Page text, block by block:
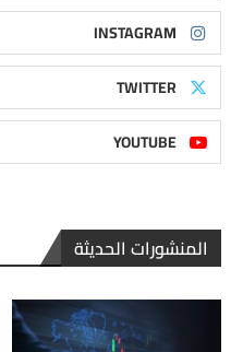
INSTAGRAM
TWITTER
YOUTUBE
المنشورات الحديثة